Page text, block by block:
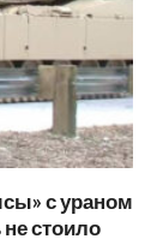
с ураном
стоило